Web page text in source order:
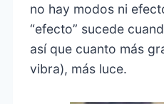
no hay modos ni
“efecto” sucede
así que cuanto más
vibra), más luce.